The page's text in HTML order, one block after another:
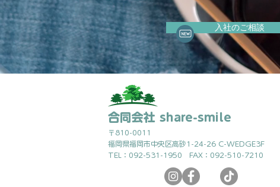
入社のご相談
合同会社 share-smile
〒810-0011
福岡県福岡市中央区高砂1-24-26 C-WEDGE3F
TEL：092-531-1950 FAX：092-510-7210